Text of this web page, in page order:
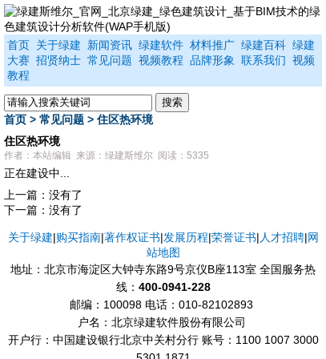
首页 关于绿建 新闻资讯 绿建软件 材料推广 绿建百科 绿建
大赛 招贤纳士 常见问题 视频教程 品牌形象 联系我们 视频
教程
首页 > 常见问题 > 住区热环境
住区热环境
作者：本站编辑 来源：绿建斯维尔 阅读：5335
正在建设中...
上一篇：没有了
下一篇：没有了
关于绿建|购买指南|著作权证书|发展历程|荣誉证书| 人才招聘|网
站地图
地址：北京市海淀区大钟寺东路9号京仪B座113室 全国服务热
线： 400-0941-228
邮编：100098 电话：010-82102893
户名：北京绿建软件股份有限公司
开户行：中国建设银行北京中关村分行 账号：1100 1007 3000